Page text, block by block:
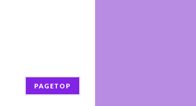
PAGETOP